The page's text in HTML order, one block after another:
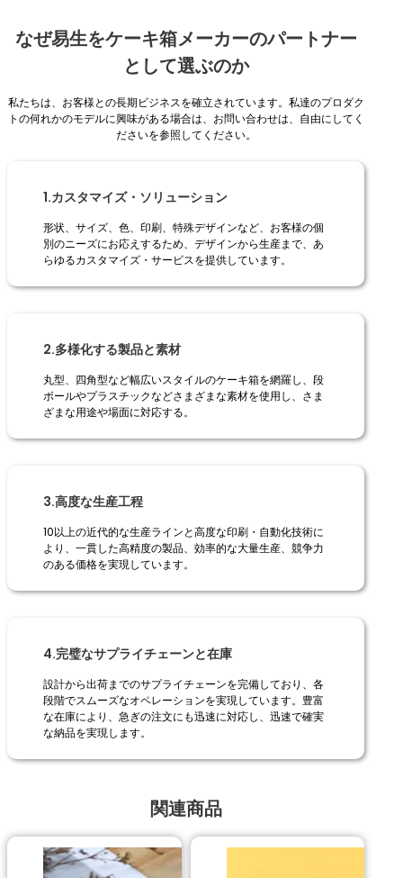
なぜ易生をケーキ箱メーカーのパートナー
として選ぶのか
私たちは、お客様との長期ビジネスを確立されています。私達のプロダク
トの何れかのモデルに興味がある場合は、お問い合わせは、自由にしてく
ださいを参照してください。
1.カスタマイズ・ソリューション
形状、サイズ、色、印刷、特殊デザインなど、お客様の個
別のニーズにお応えするため、デザインから生産まで、あ
らゆるカスタマイズ・サービスを提供しています。
2.多様化する製品と素材
丸型、四角型など幅広いスタイルのケーキ箱を網羅し、段
ボールやプラスチックなどさまざまな素材を使用し、さま
ざまな用途や場面に対応する。
3.高度な生産工程
10以上の近代的な生産ラインと高度な印刷・自動化技術に
より、一貫した高精度の製品、効率的な大量生産、競争力
のある価格を実現しています。
4.完璧なサプライチェーンと在庫
設計から出荷までのサプライチェーンを完備しており、各
段階でスムーズなオペレーションを実現しています。豊富
な在庫により、急ぎの注文にも迅速に対応し、迅速で確実
な納品を実現します。
関連商品